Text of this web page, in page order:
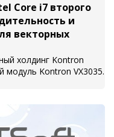
Core i7 второго
и
векторных
холдинг Kontron
модуль Kontron VX3035.